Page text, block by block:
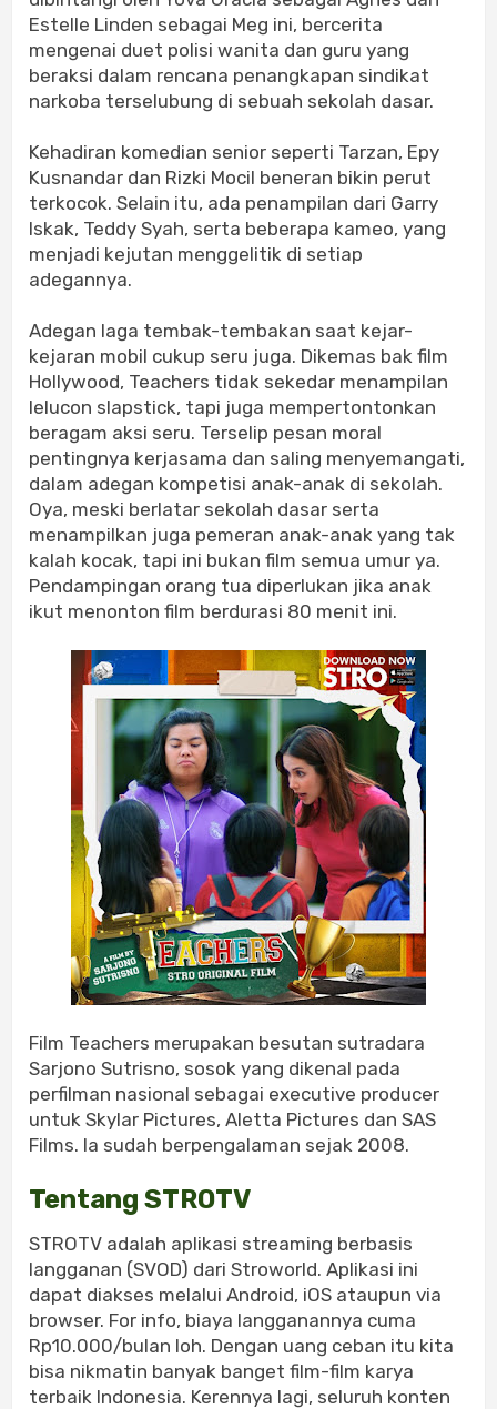
Estelle Linden sebagai Meg ini, bercerita
mengenai duet polisi wanita dan guru yang
beraksi dalam rencana penangkapan sindikat
narkoba terselubung di sebuah sekolah dasar.
Kehadiran komedian senior seperti Tarzan, Epy
Kusnandar dan Rizki Mocil beneran bikin perut
terkocok. Selain itu, ada penampilan dari Garry
Iskak, Teddy Syah, serta beberapa kameo, yang
menjadi kejutan menggelitik di setiap
adegannya.
Adegan laga tembak-tembakan saat kejar-
kejaran mobil cukup seru juga. Dikemas bak film
Hollywood, Teachers tidak sekedar menampilan
lelucon slapstick, tapi juga mempertontonkan
beragam aksi seru. Terselip pesan moral
pentingnya kerjasama dan saling menyemangati,
dalam adegan kompetisi anak-anak di sekolah.
Oya, meski berlatar sekolah dasar serta
menampilkan juga pemeran anak-anak yang tak
kalah kocak, tapi ini bukan film semua umur ya.
Pendampingan orang tua diperlukan jika anak
ikut menonton film berdurasi 80 menit ini.
Film Teachers merupakan besutan sutradara
Sarjono Sutrisno, sosok yang dikenal pada
perfilman nasional sebagai executive producer
untuk Skylar Pictures, Aletta Pictures dan SAS
Films. Ia sudah berpengalaman sejak 2008.
Tentang STROTV
STROTV adalah aplikasi streaming berbasis
langganan (SVOD) dari Stroworld. Aplikasi ini
dapat diakses melalui Android, iOS ataupun via
browser. For info, biaya langganannya cuma
Rp10.000/bulan loh. Dengan uang ceban itu kita
bisa nikmatin banyak banget film-film karya
terbaik Indonesia. Kerennya lagi, seluruh konten